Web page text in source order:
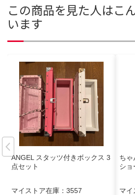
この商品を見た人はこ
います
ANGEL スタッツ付きボックス 3
点セット
マイストア在庫： 3557
ち
シ
マイ